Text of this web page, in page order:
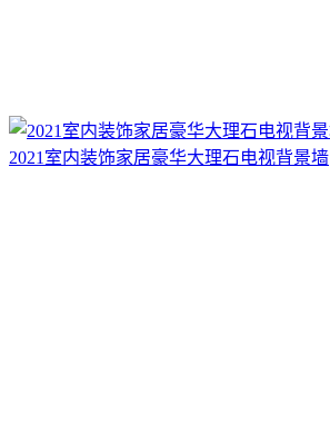
2021室内装饰家居豪华大理石电视背景墙